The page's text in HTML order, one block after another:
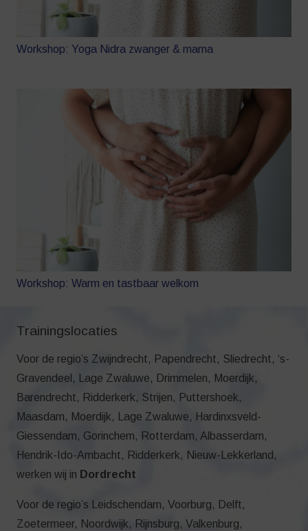
Workshop: Yoga Nidra zwanger & mama
Workshop: Warm en tastbaar welkom
Trainingslocaties
Voor de regio’s Zwijndrecht, Papendrecht, Sliedrecht, ‘s-
Gravendeel, Lage Zwaluwe, Drimmelen, Moerdijk,
Barendrecht, Ridderkerk, Strijen, Puttershoek,
Maasdam, Moerdijk, Lage Zwaluwe, Hardinxsveld-
Giessendam, Gorinchem, Rotterdam, Albasserdam,
Hendrik-Ido-Ambacht, Ridderkerk, Nieuw-Lekkerland,
werken wij in Dordrecht
Voor de regio’s Leidschendam, Voorburg, Delft,
Zoetermeer, Noordwijk, Rijnsburg, Valkenburg,